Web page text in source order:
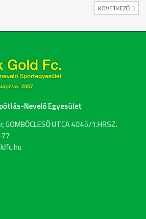
FELNŐTT BAJNOKI MÉRKŐZÉSKÖVETKEZŐ
KÖVETKEZŐ
Nevelő Egyesület
UTCA 4045/1.HRSZ.